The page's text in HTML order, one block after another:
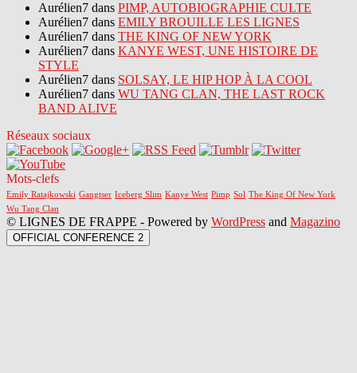
Aurélien7 dans PIMP, AUTOBIOGRAPHIE CULTE
Aurélien7 dans EMILY BROUILLE LES LIGNES
Aurélien7 dans THE KING OF NEW YORK
Aurélien7 dans KANYE WEST, UNE HISTOIRE DE
STYLE
Aurélien7 dans SOLSAY, LE HIP HOP À LA COOL
Aurélien7 dans WU TANG CLAN, THE LAST ROCK
BAND ALIVE
Réseaux sociaux
Mots-clefs
Emily Ratajkowski Gangtser Iceberg Slim Kanye West Pimp Sol The King Of New York
Wu Tang Clan
© LIGNES DE FRAPPE - Powered by WordPress and Magazino
OFFICIAL CONFERENCE 2